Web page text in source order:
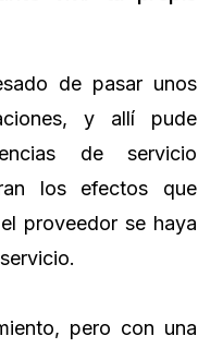
de pasar unos
y allí pude
de servicio
los efectos que
proveedor se haya
pero con una